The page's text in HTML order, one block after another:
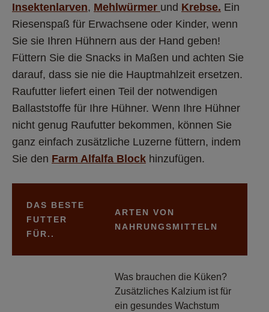
Insektenlarven, Mehlwürmer und Krebse. Ein
Riesenspaß für Erwachsene oder Kinder, wenn
Sie sie Ihren Hühnern aus der Hand geben!
Füttern Sie die Snacks in Maßen und achten Sie
darauf, dass sie nie die Hauptmahlzeit ersetzen.
Raufutter liefert einen Teil der notwendigen
Ballaststoffe für Ihre Hühner. Wenn Ihre Hühner
nicht genug Raufutter bekommen, können Sie
ganz einfach zusätzliche Luzerne füttern, indem
Sie den Farm Alfalfa Block hinzufügen.
DAS BESTE
FUTTER
FÜR..
ARTEN VON
NAHRUNGSMITTELN
Was brauchen die Küken?
Zusätzliches Kalzium ist für
ein gesundes Wachstum